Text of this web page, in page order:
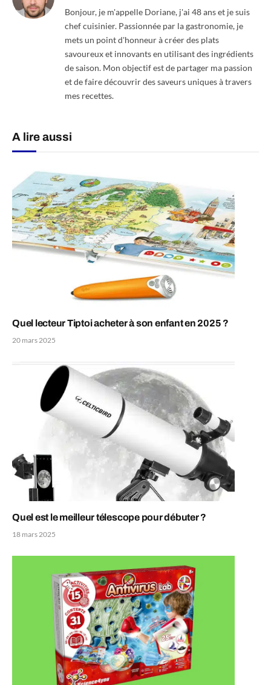
Bonjour, je m'appelle Doriane, j'ai 48 ans et je suis
chef cuisinier. Passionnée par la gastronomie, je
mets un point d'honneur à créer des plats
savoureux et innovants en utilisant des ingrédients
de saison. Mon objectif est de partager ma passion
et de faire découvrir des saveurs uniques à travers
mes recettes.
A lire aussi
Quel lecteur Tiptoi acheter à son enfant en 2025 ?
20 mars 2025
Quel est le meilleur télescope pour débuter ?
18 mars 2025